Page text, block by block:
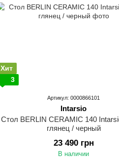
Хит
3
Артикул: 0000866101
Intarsio
Стол BERLIN CERAMIC 140
глянец / черный
23 490 грн
В наличии